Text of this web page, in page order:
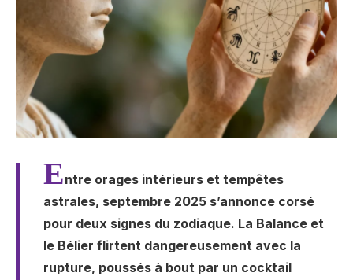
Entre orages intérieurs et tempêtes
astrales, septembre 2025 s’annonce corsé
pour deux signes du zodiaque. La Balance et
le Bélier flirtent dangereusement avec la
rupture, poussés à bout par un cocktail